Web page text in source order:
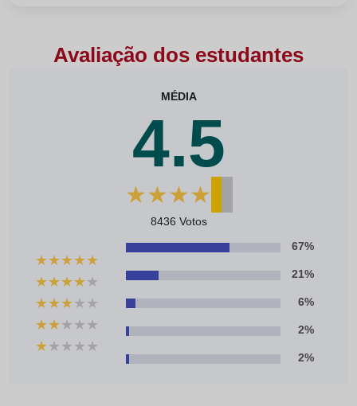
Avaliação dos estudantes
MÉDIA
4.5
★★★★
8436 Votos
★★★★★
★★★★★
★★★★ ★
★★★ ★ ★
★★ ★ ★ ★
67%
21%
6%
2%
2%